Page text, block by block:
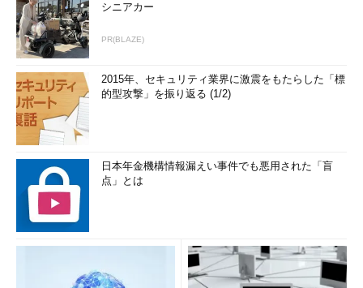
シニアカー
PR(BLAZE)
2015年、セキュリティ業界に激震をもたらした「標
的型攻撃」を振り返る (1/2)
日本年金機構情報漏えい事件でも悪用された「盲
点」とは